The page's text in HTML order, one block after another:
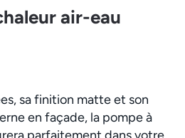
air-eau
sa finition matte et son
en façade, la pompe à